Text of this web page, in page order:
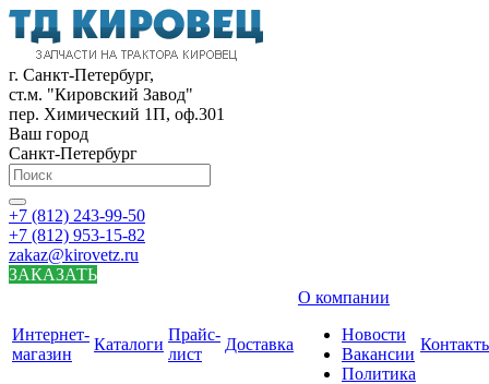
г. Санкт-Петербург,
ст.м. "Кировский Завод"
пер. Химический 1П, оф.301
Ваш город
Санкт-Петербург
+7 (812) 243-99-50
+7 (812) 953-15-82
zakaz@kirovetz.ru
ЗАКАЗАТЬ
Интернет-
магазин
Каталоги
Прайс-
лист
Доставка
О компании
Новости
Вакансии
Политика